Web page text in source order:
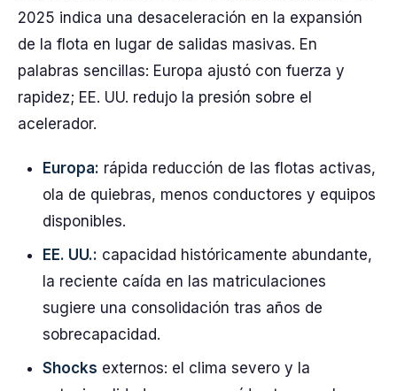
2025 indica una desaceleración en la expansión
de la flota en lugar de salidas masivas. En
palabras sencillas: Europa ajustó con fuerza y
rapidez; EE. UU. redujo la presión sobre el
acelerador.
Europa: rápida reducción de las flotas activas,
ola de quiebras, menos conductores y equipos
disponibles.
EE. UU.: capacidad históricamente abundante,
la reciente caída en las matriculaciones
sugiere una consolidación tras años de
sobrecapacidad.
Shocks externos: el clima severo y la